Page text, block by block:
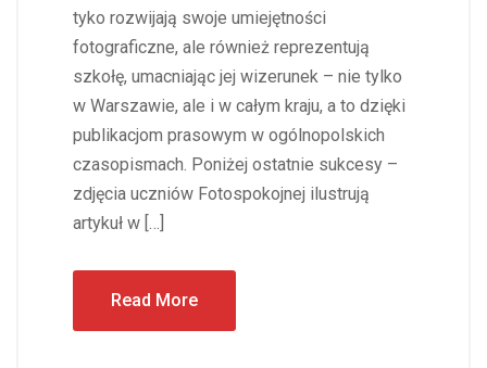
tyko rozwijają swoje umiejętności
fotograficzne, ale również reprezentują
szkołę, umacniając jej wizerunek – nie tylko
w Warszawie, ale i w całym kraju, a to dzięki
publikacjom prasowym w ogólnopolskich
czasopismach. Poniżej ostatnie sukcesy –
zdjęcia uczniów Fotospokojnej ilustrują
artykuł w […]
Read More